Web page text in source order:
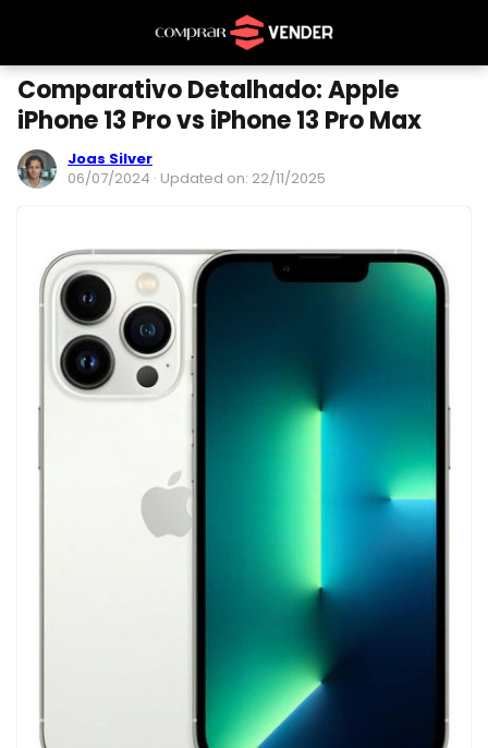
Comparativo Detalhado: Apple
iPhone 13 Pro vs iPhone 13 Pro Max
Joas Silver
06/07/2024 · Updated on: 22/11/2025